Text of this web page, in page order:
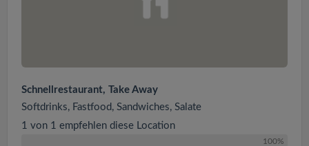
Schnellrestaurant, Take Away
Softdrinks, Fastfood, Sandwiches, Salate
1 von 1 empfehlen diese Location
100%